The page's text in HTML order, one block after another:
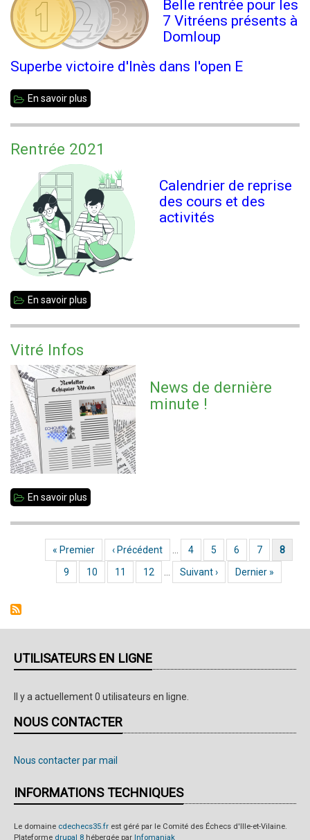
Belle rentrée pour les
7 Vitréens présents à
Domloup
Superbe victoire d'Inès dans l'open E
En savoir plus
Domloup
résultats
Rentrée 2021
Calendrier de reprise
des cours et des
activités
En savoir plus
Vitré Infos
News de dernière
minute !
En savoir plus
Pagination
Première page
« Premier Page précédente
‹ Précédent Page
4 Page
5 Page
6 Page
7 Page
8
Page
9 Page
10 Page
11 Page
12 Page suivante
Suivant › Dernière page
Dernier »
UTILISATEURS EN LIGNE
Il y a actuellement 0 utilisateurs en ligne.
NOUS CONTACTER
Nous contacter par mail
INFORMATIONS TECHNIQUES
Le domaine cdechecs35.fr est géré par le Comité des Échecs d'Ille-et-Vilaine.
Plateforme drupal 8 hébergée par Infomaniak